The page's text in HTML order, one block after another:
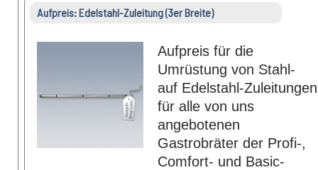
Aufpreis: Edelstahl-Zuleitung (3er Breite)
Aufpreis für die
Umrüstung von Stahl-
auf Edelstahl-Zuleitungen
für alle von uns
angebotenen
Gastrobräter der Profi-,
Comfort- und Basic-